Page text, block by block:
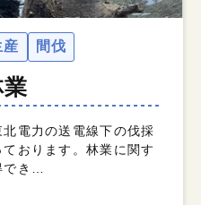
産 間伐
電力の送電線下の伐採
おります。林業に関す
でき…